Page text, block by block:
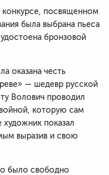
конкурсе, посвященном
была выбрана пьеса
бронзовой
оказана честь
— шедевр русской
Волович проводил
которую сам
показал
выразив и свою
было свободно